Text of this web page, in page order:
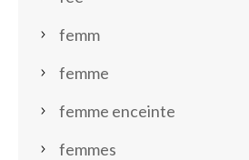
femm
femme
femme enceinte
femmes